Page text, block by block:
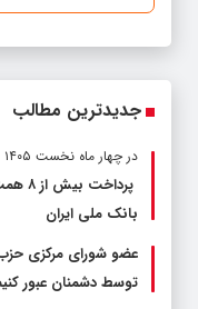
جدیدترین مطالب
در چهار ماه نخست ۱۴۰۵ رقم خورد؛
بانک ملی ایران
عضو شورای مرکزی
توسط دشمنان عبور